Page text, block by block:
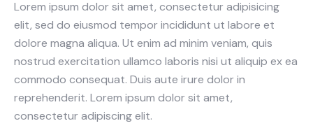
Lorem ipsum dolor sit amet, consectetur adipisicing
elit, sed do eiusmod tempor incididunt ut labore et
dolore magna aliqua. Ut enim ad minim veniam, quis
nostrud exercitation ullamco laboris nisi ut aliquip ex ea
commodo consequat. Duis aute irure dolor in
reprehenderit. Lorem ipsum dolor sit amet,
consectetur adipiscing elit.